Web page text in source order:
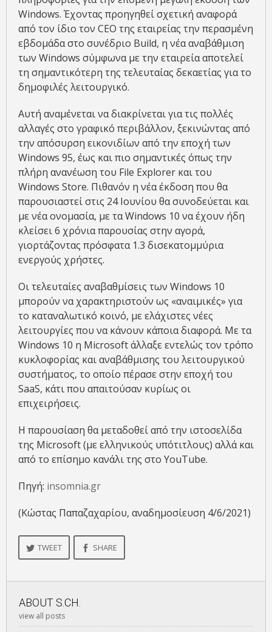
Windows. Έχοντας προηγηθεί σχετική αναφορά
από τον ίδιο τον CEO της εταιρείας την περασμένη
εβδομάδα στο συνέδριο Build, η νέα αναβάθμιση
των Windows σύμφωνα με την εταιρεία αποτελεί
τη σημαντικότερη της τελευταίας δεκαετίας για το
δημοφιλές λειτουργικό.
Αυτή αναμένεται να διακρίνεται για τις πολλές
αλλαγές στο γραφικό περιβάλλον, ξεκινώντας από
την απόσυρση εικονιδίων από την εποχή των
Windows 95, έως και πιο σημαντικές όπως την
πλήρη ανανέωση του File Explorer και του
Windows Store. Πιθανόν η νέα έκδοση που θα
παρουσιαστεί στις 24 Ιουνίου θα συνοδεύεται και
με νέα ονομασία, με τα Windows 10 να έχουν ήδη
κλείσει 6 χρόνια παρουσίας στην αγορά,
γιορτάζοντας πρόσφατα 1.3 δισεκατομμύρια
ενεργούς χρήστες.
Οι τελευταίες αναβαθμίσεις των Windows 10
μπορούν να χαρακτηριστούν ως «αναιμικές» για
το καταναλωτικό κοινό, με ελάχιστες νέες
λειτουργίες που να κάνουν κάποια διαφορά. Με τα
Windows 10 η Microsoft άλλαξε εντελώς τον τρόπο
κυκλοφορίας και αναβάθμισης του λειτουργικού
συστήματος, το οποίο πέρασε στην εποχή του
SaaS, κάτι που απαιτούσαν κυρίως οι
επιχειρήσεις.
Η παρουσίαση θα μεταδοθεί από την ιστοσελίδα
της Microsoft (με ελληνικούς υπότιτλους) αλλά και
από το επίσημο κανάλι της στο YouTube.
Πηγή: insomnia.gr
(Κώστας Παπαζαχαρίου, αναδημοσίευση 4/6/2021)
TWEET SHARE
ABOUT S.CH.
view all posts